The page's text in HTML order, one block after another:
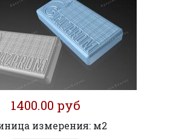
1400.00 руб
измерения: м2